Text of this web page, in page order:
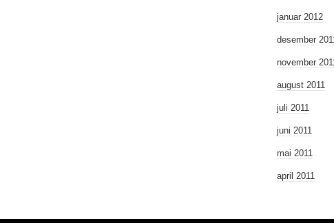
januar 2012
desember
november
august 2011
juli 2011
juni 2011
mai 2011
april 2011